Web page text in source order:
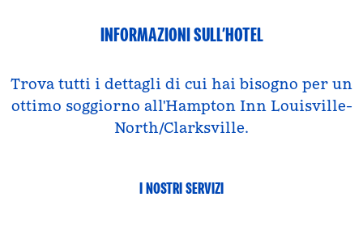
INFORMAZIONI SULL’HOTEL
Trova tutti i dettagli di cui hai bisogno per un
ottimo soggiorno all'Hampton Inn Louisville-
North/Clarksville.
I NOSTRI SERVIZI